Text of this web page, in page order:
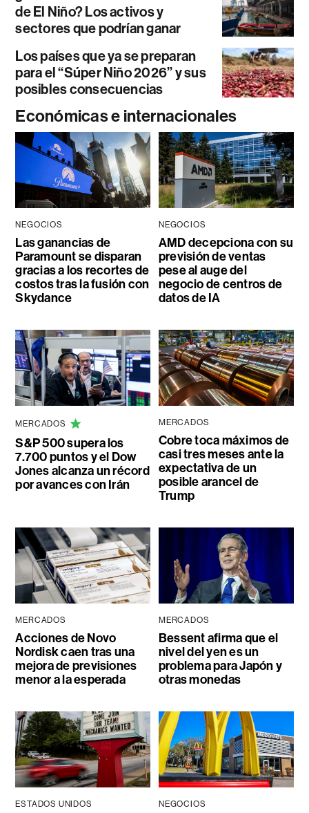
de El Niño? Los activos y
sectores que podrían ganar
Los países que ya se preparan
para el “Súper Niño 2026” y sus
posibles consecuencias
Económicas e internacionales
NEGOCIOS
Las ganancias de
Paramount se disparan
gracias a los recortes de
costos tras la fusión con
Skydance
NEGOCIOS
AMD decepciona con su
previsión de ventas
pese al auge del
negocio de centros de
datos de IA
MERCADOS
S&P 500 supera los
7.700 puntos y el Dow
Jones alcanza un récord
por avances con Irán
MERCADOS
Cobre toca máximos de
casi tres meses ante la
expectativa de un
posible arancel de
Trump
MERCADOS
Acciones de Novo
Nordisk caen tras una
mejora de previsiones
menor a la esperada
MERCADOS
Bessent afirma que el
nivel del yen es un
problema para Japón y
otras monedas
ESTADOS UNIDOS NEGOCIOS